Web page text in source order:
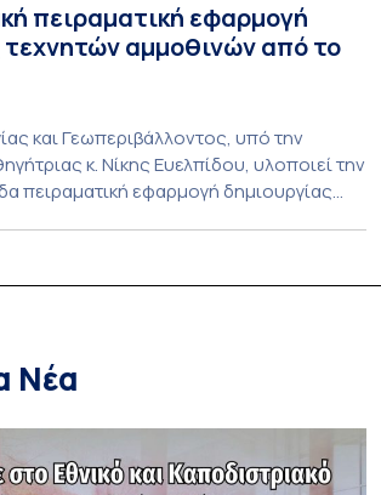
πειραματική εφαρμογή
τεχνητών αμμοθινών από το
και Γεωπεριβάλλοντος, υπό την
κ. Νίκης Ευελπίδου, υλοποιεί την
πειραματική εφαρμογή δημιουργίας
Νέα